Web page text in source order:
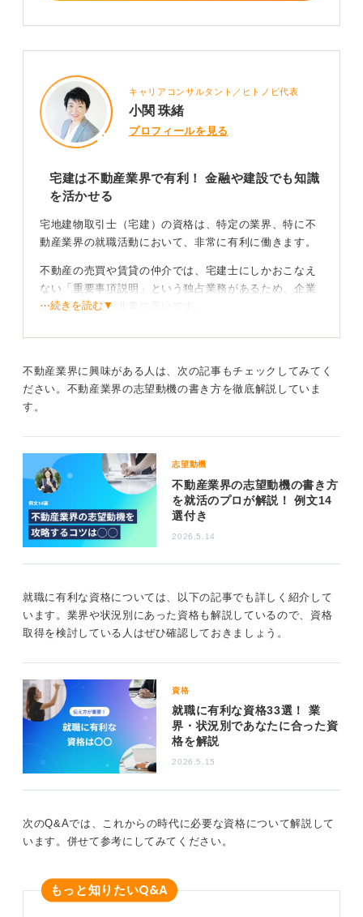
キャリアコンサルタント／ヒトノビ代表
小関 珠緒
プロフィールを見る
宅建は不動産業界で有利！ 金融や建設でも知識
を活かせる
宅地建物取引士（宅建）の資格は、特定の業界、特に不
動産業界の就職活動において、非常に有利に働きます。
不動産の売買や賃貸の仲介では、宅建士にしかおこなえ
ない「重要事項説明」という独占業務があるため、企業
からのニーズが非常に高いです。
を活かせる場面は多く、プラスの評価につながりやすい
資格といえます。
また、学生時代に国家資格である宅建を取得したという
事実は、「目標達成のための計画性」や「継続的な努力
ができる力」の証明にもなります。
不動産業界を目指すならもちろん、それ以外の業界でも
十分に評価される価値のある資格です。法律や契約に関
でしょう。
0
⋯続きを読む▼
不動産業界に興味がある人は、次の記事もチェックしてみてく
ださい。不動産業界の志望動機の書き方を徹底解説していま
す。
志望動機
不動産業界の志望動機の書き方
を就活のプロが解説！ 例文14
選付き
2026.5.14
就職に有利な資格については、以下の記事でも詳しく紹介して
います。業界や状況別にあった資格も解説しているので、資格
取得を検討している人はぜひ確認しておきましょう。
資格
就職に有利な資格33選！ 業
界・状況別であなたに合った資
格を解説
2026.5.15
次のQ&Aでは、これからの時代に必要な資格について解説して
います。併せて参考にしてみてください。
もっと知りたいQ&A